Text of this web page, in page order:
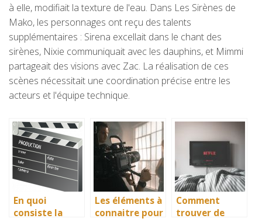
à elle, modifiait la texture de l'eau. Dans Les Sirènes de
Mako, les personnages ont reçu des talents
supplémentaires : Sirena excellait dans le chant des
sirènes, Nixie communiquait avec les dauphins, et Mimmi
partageait des visions avec Zac. La réalisation de ces
scènes nécessitait une coordination précise entre les
acteurs et l'équipe technique.
En quoi
consiste la
Les éléments à
connaitre pour
Comment
trouver de